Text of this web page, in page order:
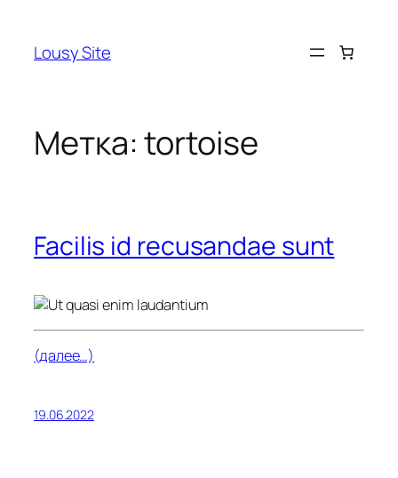
содержимому
Lousy Site
Метка:tortoise
Facilis id recusandae sunt
(далее…)
19.06.2022